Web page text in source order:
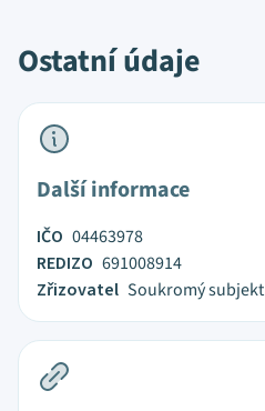
Ostatní údaje
Další informace
IČO 04463978
REDIZO 691008914
Zřizovatel Soukromý subjekt